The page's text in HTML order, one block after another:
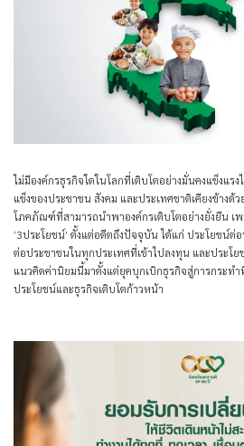
ไม่มีองค์กรธุรกิจใดในโลกที่เติบโตอย่างมั่นคงแข็งแร
แข็งของประชาชน สังคม และประเทศชาติเคียงข้างด้
โภคภัณฑ์ที่สามารถนำพาองค์กรเติบโตอย่างยั่งยืน เ
‘3ประโยชน์’ ตั้งแต่อดีตถึงปัจจุบัน ได้แก่ ประโยชน์ต่
ต่อประชาชนในทุกประเทศที่เข้าไปลงทุน และประโ
แนวคิดค่านิยมนี้มาตั้งแต่ยุคบุกเบิกธุรกิจสู่การกระทำ
ประโยชน์และธุรกิจเติบโตก้าวหน้า